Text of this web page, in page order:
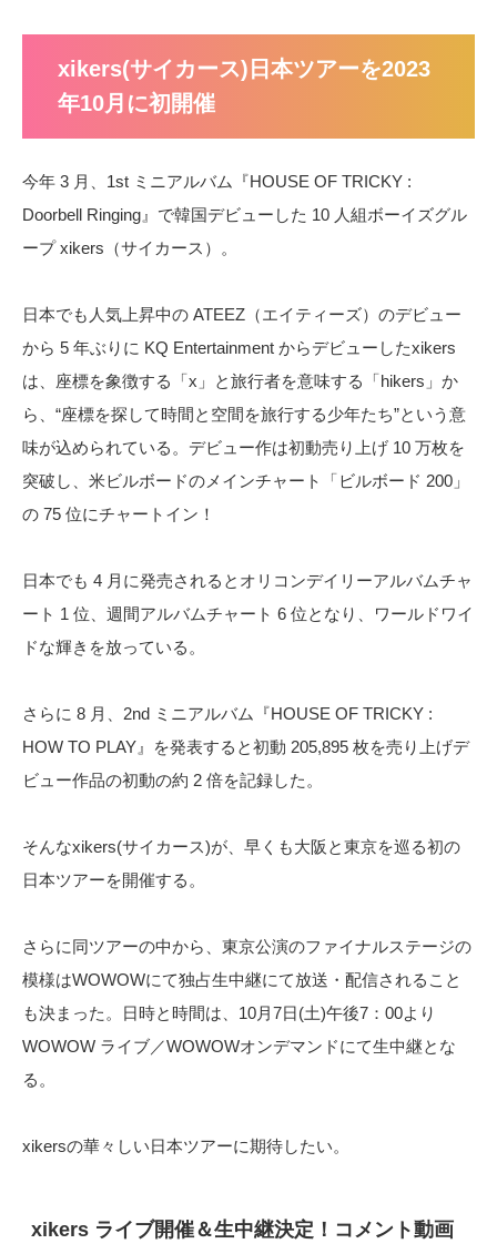
xikers(サイカース)日本ツアーを2023
年10月に初開催
今年 3 月、1st ミニアルバム『HOUSE OF TRICKY :
Doorbell Ringing』で韓国デビューした 10 人組ボーイズグル
ープ xikers（サイカース）。
日本でも人気上昇中の ATEEZ（エイティーズ）のデビュー
から 5 年ぶりに KQ Entertainment からデビューしたxikers
は、座標を象徴する「x」と旅行者を意味する「hikers」か
ら、“座標を探して時間と空間を旅行する少年たち”という意
味が込められている。デビュー作は初動売り上げ 10 万枚を
突破し、米ビルボードのメインチャート「ビルボード 200」
の 75 位にチャートイン！
日本でも 4 月に発売されるとオリコンデイリーアルバムチャ
ート 1 位、週間アルバムチャート 6 位となり、ワールドワイ
ドな輝きを放っている。
さらに 8 月、2nd ミニアルバム『HOUSE OF TRICKY :
HOW TO PLAY』を発表すると初動 205,895 枚を売り上げデ
ビュー作品の初動の約 2 倍を記録した。
そんなxikers(サイカース)が、早くも大阪と東京を巡る初の
日本ツアーを開催する。
さらに同ツアーの中から、東京公演のファイナルステージの
模様はWOWOWにて独占生中継にて放送・配信されること
も決まった。日時と時間は、10月7日(土)午後7：00より
WOWOW ライブ／WOWOWオンデマンドにて生中継とな
る。
xikersの華々しい日本ツアーに期待したい。
xikers ライブ開催＆生中継決定！コメント動画